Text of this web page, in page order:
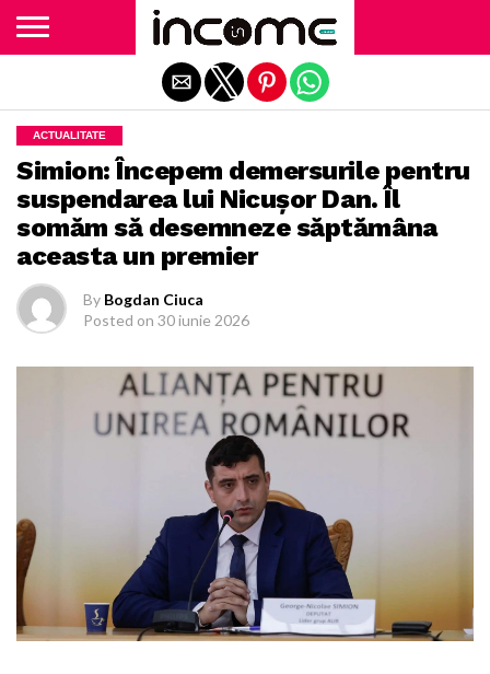
ACTUALITATE
Simion: Începem demersurile pentru
suspendarea lui Nicușor Dan. Îl
somăm să desemneze săptămâna
aceasta un premier
By Bogdan Ciuca
Posted on 30 iunie 2026
Exit mobile version